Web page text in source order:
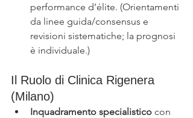
performance d’élite. (Orientamenti
da linee guida/consensus e
revisioni sistematiche; la prognosi
è individuale.)
Il Ruolo di Clinica Rigenera
(Milano)
Inquadramento specialistico con